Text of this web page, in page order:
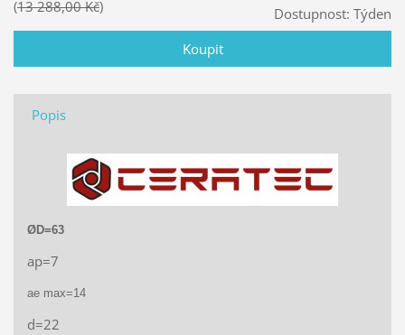
Dostupnost: Týden
13 288,00 Kč
Popis
ØD=63
ap=7
ae max=14
d=22